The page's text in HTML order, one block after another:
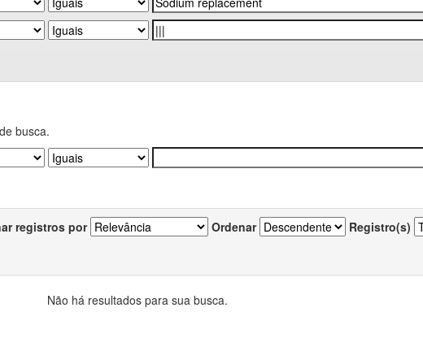
busca.
registros por Ordenar Registro(s)
Não há resultados para sua busca.